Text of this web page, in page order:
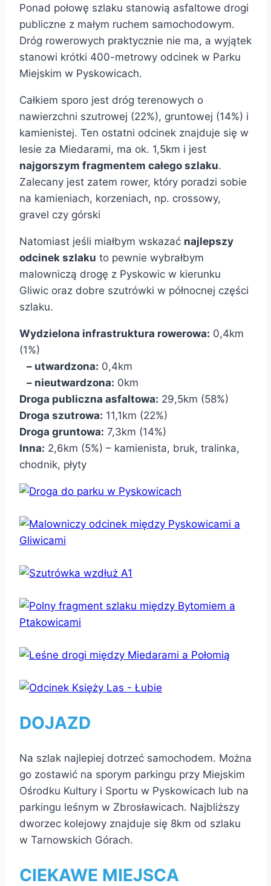
Ponad połowę szlaku stanowią asfaltowe drogi
publiczne z małym ruchem samochodowym.
Dróg rowerowych praktycznie nie ma, a wyjątek
stanowi krótki 400-metrowy odcinek w Parku
Miejskim w Pyskowicach.
Całkiem sporo jest dróg terenowych o
nawierzchni szutrowej (22%), gruntowej (14%) i
kamienistej. Ten ostatni odcinek znajduje się w
lesie za Miedarami, ma ok. 1,5km i jest
najgorszym fragmentem całego szlaku.
Zalecany jest zatem rower, który poradzi sobie
na kamieniach, korzeniach, np. crossowy,
gravel czy górski
Natomiast jeśli miałbym wskazać najlepszy
odcinek szlaku to pewnie wybrałbym
malowniczą drogę z Pyskowic w kierunku
Gliwic oraz dobre szutrówki w północnej części
szlaku.
Wydzielona infrastruktura rowerowa: 0,4km
(1%)
– utwardzona: 0,4km
– nieutwardzona: 0km
Droga publiczna asfaltowa: 29,5km (58%)
Droga szutrowa: 11,1km (22%)
Droga gruntowa: 7,3km (14%)
Inna: 2,6km (5%) – kamienista, bruk, tralinka,
chodnik, płyty
DOJAZD
Na szlak najlepiej dotrzeć samochodem. Można
go zostawić na sporym parkingu przy Miejskim
Ośrodku Kultury i Sportu w Pyskowicach lub na
parkingu leśnym w Zbrosławicach. Najbliższy
dworzec kolejowy znajduje się 8km od szlaku
w Tarnowskich Górach.
CIEKAWE MIEJSCA